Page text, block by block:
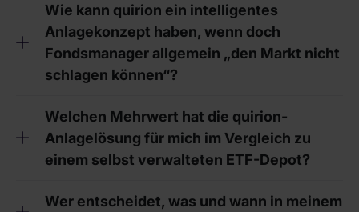
Wie kann quirion ein intelligentes
Anlagekonzept haben, wenn doch
Fondsmanager allgemein „den Markt nicht
schlagen können“?
Welchen Mehrwert hat die quirion-
Anlagelösung für mich im Vergleich zu
einem selbst verwalteten ETF-Depot?
Wer entscheidet, was und wann in meinem